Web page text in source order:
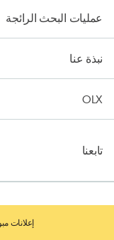
عمليات البحث الرائجة
نبذة عنا
OLX
تابعنا
إعلانات